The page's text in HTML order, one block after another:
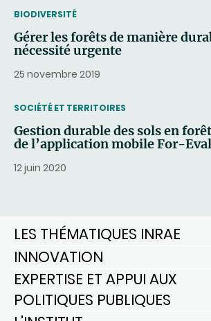
THEMATIC
BIODIVERSITÉ
Gérer les forêts de manière
nécessité urgente
25 novembre 2019
THEMATIC
SOCIÉTÉ ET TERRITOIRES
Gestion durable des sols en
de l’application mobile For-Eval
12 juin 2020
LES THÉMATIQUES INRAE
INNOVATION
EXPERTISE ET APPUI AUX
POLITIQUES PUBLIQUES